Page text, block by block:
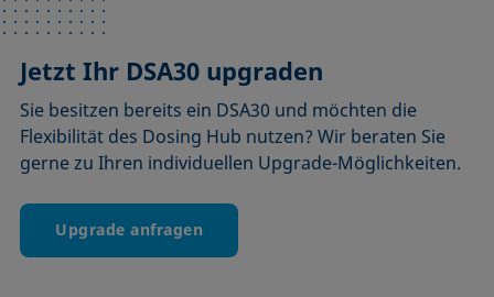
Jetzt Ihr DSA30 upgraden
Sie besitzen bereits ein DSA30 und möchten die
Flexibilität des Dosing Hub nutzen? Wir beraten Sie
gerne zu Ihren individuellen Upgrade-Möglichkeiten.
Upgrade anfragen